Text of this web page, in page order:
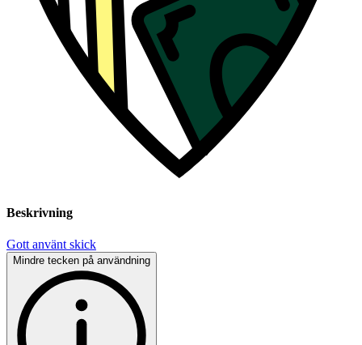
Beskrivning
Gott använt skick
Mindre tecken på användning